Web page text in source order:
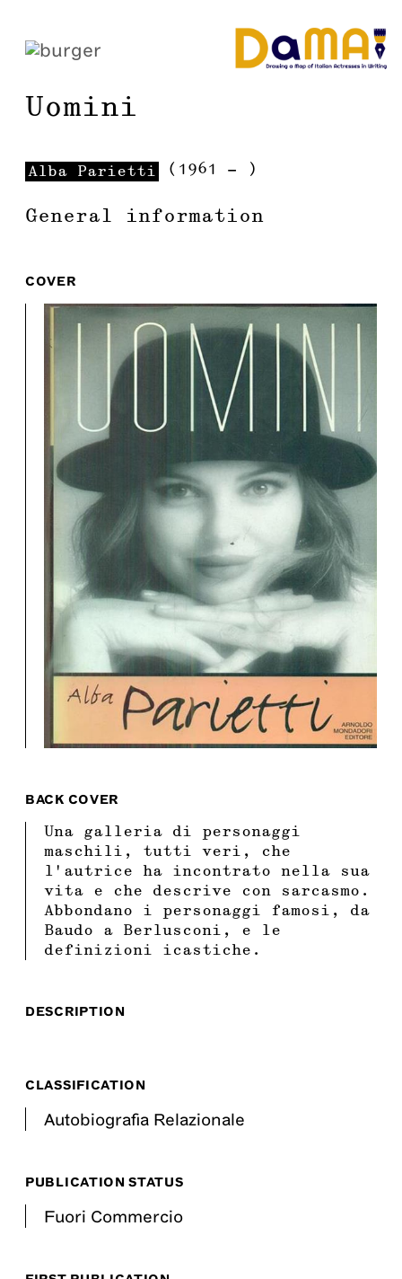
Uomini
Alba Parietti ( 1961 - )
General information
COVER
BACK COVER
Una galleria di personaggi
maschili, tutti veri, che
l'autrice ha incontrato nella sua
vita e che descrive con sarcasmo.
Abbondano i personaggi famosi, da
Baudo a Berlusconi, e le
definizioni icastiche.
DESCRIPTION
CLASSIFICATION
Autobiografia Relazionale
PUBLICATION STATUS
Fuori Commercio